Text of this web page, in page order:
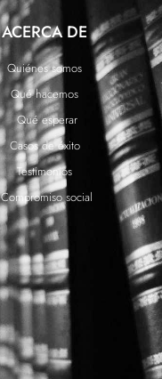
ACERCA DE
Quiénes somos
Qué hacemos
Qué esperar
Casos de éxito
Testimonios
Compromiso social